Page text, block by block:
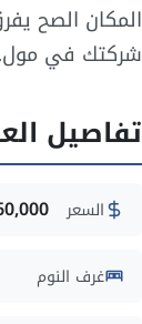
المكان الصح
شركتك في
تفاصيل
السعر
غرف النوم